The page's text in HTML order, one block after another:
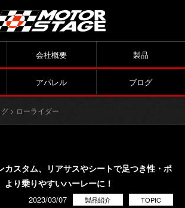
会社概要 製品
アパレル ブログ
> ローライダー
カスタム、リアサスやシートで足つき性・ポ
より乗りやすいハーレーに！
TOPIC
製品紹介
2023/03/07